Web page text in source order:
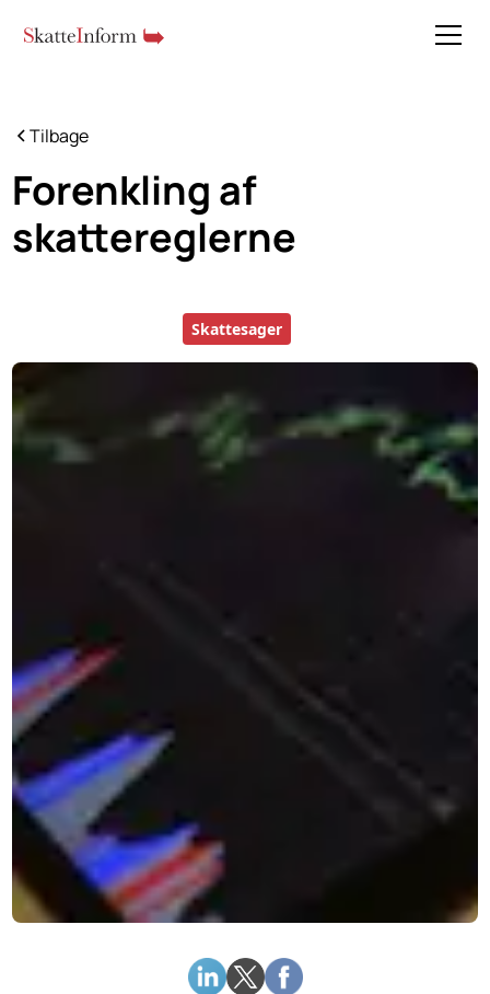
Tilbage
Forenkling af
skattereglerne
Skattesager